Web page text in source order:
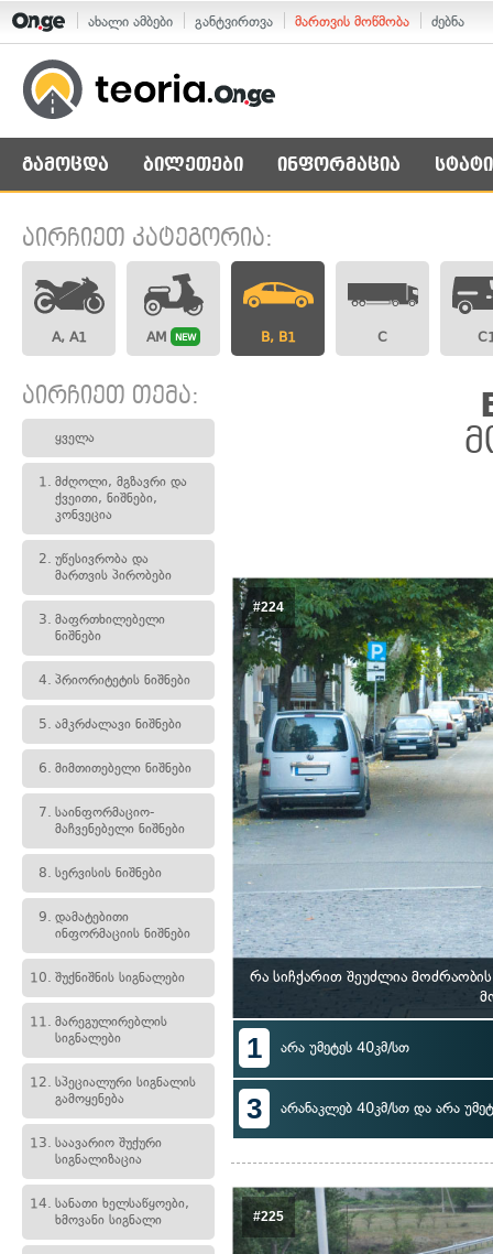
ახალი ამბები განტვირთვა მართვის მოწმობა ძებნა
გამოცდა ბილეთები ინფორმაცია
აირჩიეთ კატეგორია:
A, A1 AM NEW B, B1 C
აირჩიეთ თემა:
ყველა
1. მძღოლი, მგზავრი და
ქვეითი, ნიშნები,
კონვეცია
2. უწესივრობა და
მართვის პირობები
3. მაფრთხილებელი
ნიშნები
4. პრიორიტეტის ნიშნები
5. ამკრძალავი ნიშნები
6. მიმთითებელი ნიშნები
7. საინფორმაციო-
მაჩვენებელი ნიშნები
8. სერვისის ნიშნები
9. დამატებითი
ინფორმაციის ნიშნები
10. შუქნიშნის სიგნალები
11. მარეგულირებლის
სიგნალები
12. სპეციალური სიგნალის
გამოყენება
13. საავარიო შუქური
სიგნალიზაცია
14. სანათი ხელსაწყოები,
ხმოვანი სიგნალი
#224
რა სიჩქარით შეუძლია
1 არა უმეტეს 40კმ/სთ
3 არანაკლებ 40კმ/სთ და არა
#225